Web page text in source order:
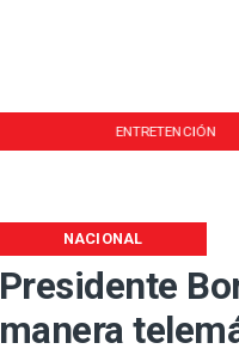
ENTRETENCIÓN
Presidente
manera
NACIONAL